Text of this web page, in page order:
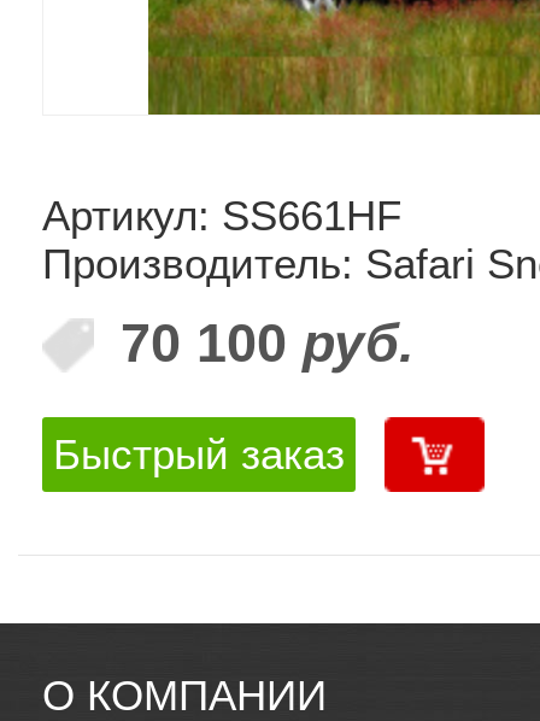
Артикул: SS661HF
Производитель: Safari
70 100 руб.
Быстрый заказ
О КОМПАНИИ